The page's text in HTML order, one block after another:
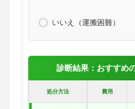
いいえ（運搬困難）
診断結果：おすすめ
処分方法 費用